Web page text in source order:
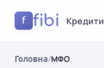
f fibi Кредити
Головна/МФО